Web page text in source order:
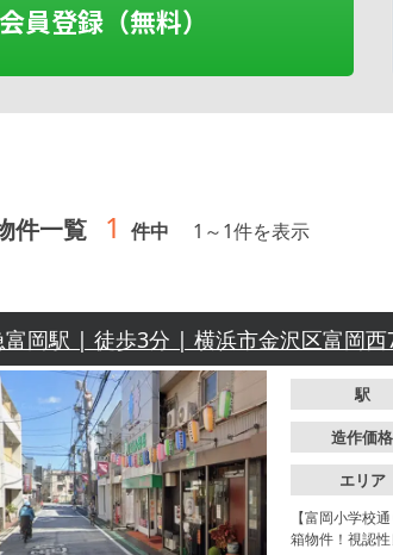
会員登録（無料）
件一覧 1 件中 1 ～1件を表示
富岡駅 | 徒歩3分 | 横浜市金沢区富岡西
駅
造作価格
エリア
【富岡小学校
箱物件！視認性